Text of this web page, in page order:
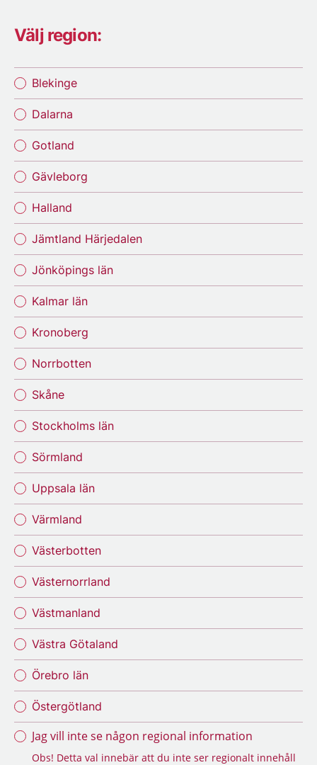
Välj region:
Blekinge
Dalarna
Gotland
Gävleborg
Halland
Jämtland Härjedalen
Jönköpings län
Kalmar län
Kronoberg
Norrbotten
Skåne
Stockholms län
Sörmland
Uppsala län
Värmland
Västerbotten
Västernorrland
Västmanland
Västra Götaland
Örebro län
Östergötland
Jag vill inte se någon regional information
Obs! Detta val innebär att du inte ser regionalt innehåll